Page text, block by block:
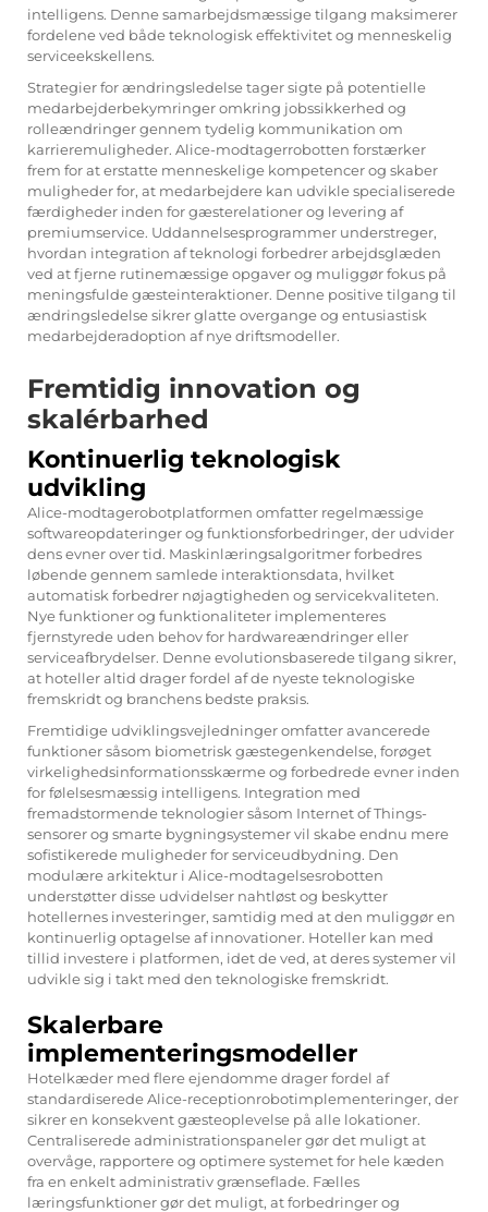
intelligens. Denne samarbejdsmæssige tilgang maksimerer
fordelene ved både teknologisk effektivitet og menneskelig
serviceekskellens.
Strategier for ændringsledelse tager sigte på potentielle
medarbejderbekymringer omkring jobssikkerhed og
rolleændringer gennem tydelig kommunikation om
karrieremuligheder. Alice-modtagerrobotten forstærker
frem for at erstatte menneskelige kompetencer og skaber
muligheder for, at medarbejdere kan udvikle specialiserede
færdigheder inden for gæsterelationer og levering af
premiumservice. Uddannelsesprogrammer understreger,
hvordan integration af teknologi forbedrer arbejdsglæden
ved at fjerne rutinemæssige opgaver og muliggør fokus på
meningsfulde gæsteinteraktioner. Denne positive tilgang til
ændringsledelse sikrer glatte overgange og entusiastisk
medarbejderadoption af nye driftsmodeller.
Fremtidig innovation og
skalérbarhed
Kontinuerlig teknologisk
udvikling
Alice-modtagerobotplatformen omfatter regelmæssige
softwareopdateringer og funktionsforbedringer, der udvider
dens evner over tid. Maskinlæringsalgoritmer forbedres
løbende gennem samlede interaktionsdata, hvilket
automatisk forbedrer nøjagtigheden og servicekvaliteten.
Nye funktioner og funktionaliteter implementeres
fjernstyrede uden behov for hardwareændringer eller
serviceafbrydelser. Denne evolutionsbaserede tilgang sikrer,
at hoteller altid drager fordel af de nyeste teknologiske
fremskridt og branchens bedste praksis.
Fremtidige udviklingsvejledninger omfatter avancerede
funktioner såsom biometrisk gæstegenkendelse, forøget
virkelighedsinformationsskærme og forbedrede evner inden
for følelsesmæssig intelligens. Integration med
fremadstormende teknologier såsom Internet of Things-
sensorer og smarte bygningsystemer vil skabe endnu mere
sofistikerede muligheder for serviceudbydning. Den
modulære arkitektur i Alice-modtagelsesrobotten
understøtter disse udvidelser nahtløst og beskytter
hotellernes investeringer, samtidig med at den muliggør en
kontinuerlig optagelse af innovationer. Hoteller kan med
tillid investere i platformen, idet de ved, at deres systemer vil
udvikle sig i takt med den teknologiske fremskridt.
Skalerbare
implementeringsmodeller
Hotelkæder med flere ejendomme drager fordel af
standardiserede Alice-receptionrobotimplementeringer, der
sikrer en konsekvent gæsteoplevelse på alle lokationer.
Centraliserede administrationspaneler gør det muligt at
overvåge, rapportere og optimere systemet for hele kæden
fra en enkelt administrativ grænseflade. Fælles
læringsfunktioner gør det muligt, at forbedringer og